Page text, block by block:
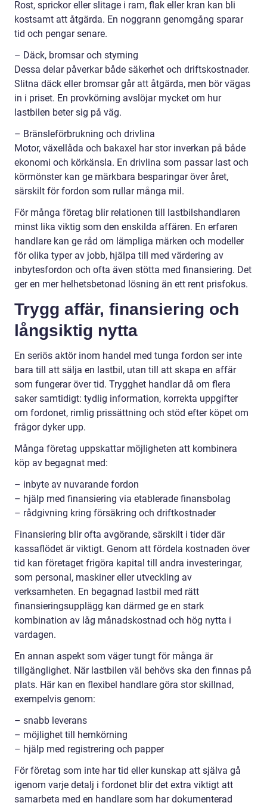
Rost, sprickor eller slitage i ram, flak eller kran kan bli
kostsamt att åtgärda. En noggrann genomgång sparar
tid och pengar senare.
– Däck, bromsar och styrning
Dessa delar påverkar både säkerhet och driftskostnader.
Slitna däck eller bromsar går att åtgärda, men bör vägas
in i priset. En provkörning avslöjar mycket om hur
lastbilen beter sig på väg.
– Bränsleförbrukning och drivlina
Motor, växellåda och bakaxel har stor inverkan på både
ekonomi och körkänsla. En drivlina som passar last och
körmönster kan ge märkbara besparingar över året,
särskilt för fordon som rullar många mil.
För många företag blir relationen till lastbilshandlaren
minst lika viktig som den enskilda affären. En erfaren
handlare kan ge råd om lämpliga märken och modeller
för olika typer av jobb, hjälpa till med värdering av
inbytesfordon och ofta även stötta med finansiering. Det
ger en mer helhetsbetonad lösning än ett rent prisfokus.
Trygg affär, finansiering och
långsiktig nytta
En seriös aktör inom handel med tunga fordon ser inte
bara till att sälja en lastbil, utan till att skapa en affär
som fungerar över tid. Trygghet handlar då om flera
saker samtidigt: tydlig information, korrekta uppgifter
om fordonet, rimlig prissättning och stöd efter köpet om
frågor dyker upp.
Många företag uppskattar möjligheten att kombinera
köp av begagnat med:
– inbyte av nuvarande fordon
– hjälp med finansiering via etablerade finansbolag
– rådgivning kring försäkring och driftkostnader
Finansiering blir ofta avgörande, särskilt i tider där
kassaflödet är viktigt. Genom att fördela kostnaden över
tid kan företaget frigöra kapital till andra investeringar,
som personal, maskiner eller utveckling av
verksamheten. En begagnad lastbil med rätt
finansieringsupplägg kan därmed ge en stark
kombination av låg månadskostnad och hög nytta i
vardagen.
En annan aspekt som väger tungt för många är
tillgänglighet. När lastbilen väl behövs ska den finnas på
plats. Här kan en flexibel handlare göra stor skillnad,
exempelvis genom:
– snabb leverans
– möjlighet till hemkörning
– hjälp med registrering och papper
För företag som inte har tid eller kunskap att själva gå
igenom varje detalj i fordonet blir det extra viktigt att
samarbeta med en handlare som har dokumenterad